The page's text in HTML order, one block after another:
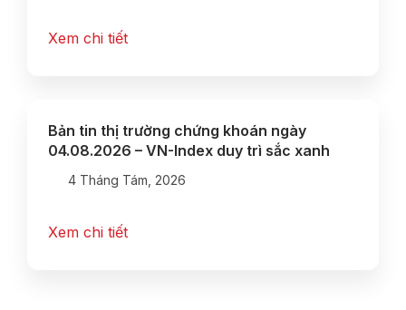
Xem chi tiết
Bản tin thị trường chứng khoán ngày
04.08.2026 – VN-Index duy trì sắc xanh
4 Tháng Tám, 2026
Xem chi tiết